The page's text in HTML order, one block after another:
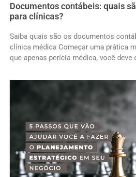
Documentos contábeis: quais
para clínicas?
Saiba quais são os documentos
clínica médica Começar uma prática
que apenas perícia médica, você deve